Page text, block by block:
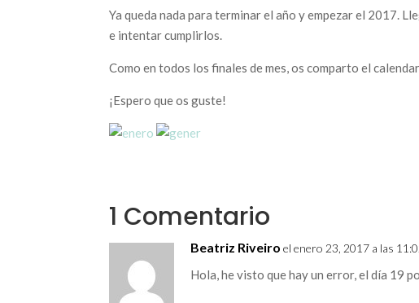
Ya queda nada para terminar el año y empezar el 2017.
e intentar cumplirlos.
Como en todos los finales de mes, os comparto el
¡Espero que os guste!
1 Comentario
Beatriz Riveiro el enero 23, 2017 a las
Hola, he visto que hay un error, el día 19